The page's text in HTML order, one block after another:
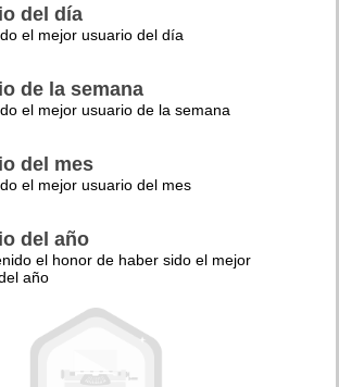
del día
el mejor usuario del día
de la semana
el mejor usuario de la semana
del mes
el mejor usuario del mes
del año
el honor de haber sido el mejor
año